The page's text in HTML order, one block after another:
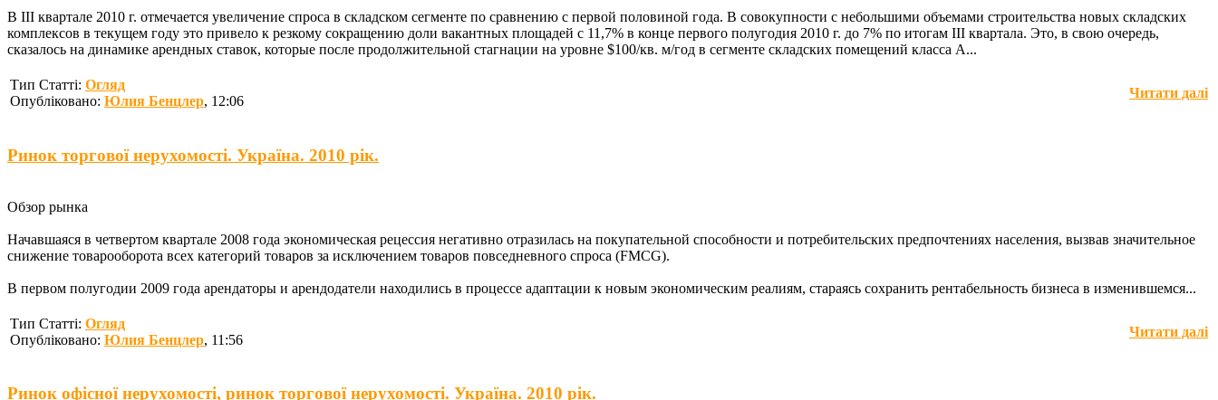
В III квартале 2010 г. отмечается увеличение спроса в складском сегменте по сравнению с первой половиной года. В совокупности с небольшими объемами строительства новых складских
комплексов в текущем году это привело к резкому сокращению доли вакантных площадей с 11,7% в конце первого полугодия 2010 г. до 7% по итогам III квартала. Это, в свою очередь,
сказалось на динамике арендных ставок, которые после продолжительной стагнации на уровне $100/кв. м/год в сегменте складских помещений класса А...
Тип Статті: Огляд
Опубліковано: Юлия Бенцлер, 12:06
Читати далі
Ринок торгової нерухомості. Україна. 2010 рік.
Обзор рынка
Начавшаяся в четвертом квартале 2008 года экономическая рецессия негативно отразилась на покупательной способности и потребительских предпочтениях населения, вызвав значительное
снижение товарооборота всех категорий товаров за исключением товаров повседневного спроса (FMCG).
В первом полугодии 2009 года арендаторы и арендодатели находились в процессе адаптации к новым экономическим реалиям, стараясь сохранить рентабельность бизнеса в изменившемся...
Тип Статті: Огляд
Опубліковано: Юлия Бенцлер, 11:56
Читати далі
Ринок офісної нерухомості, ринок торгової нерухомості. Україна. 2010 рік.